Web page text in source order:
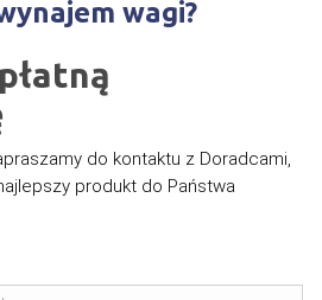
wagi?
do kontaktu z Doradcami,
produkt do Państwa